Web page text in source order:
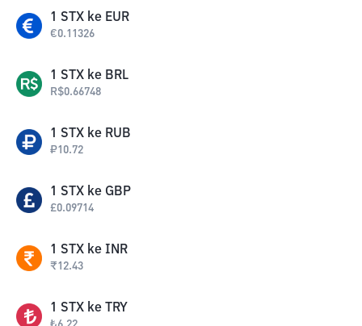
1 STX ke EUR
€0.11326
1 STX ke BRL
R$0.66748
1 STX ke RUB
₽10.72
1 STX ke GBP
£0.09714
1 STX ke INR
₹12.43
1 STX ke TRY